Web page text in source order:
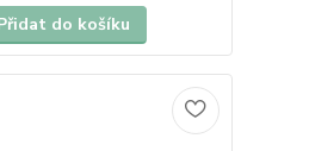
do košíku